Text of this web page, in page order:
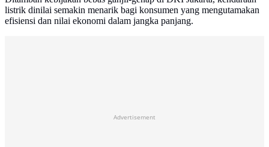
listrik dinilai semakin menarik bagi konsumen yang mengutamakan
efisiensi dan nilai ekonomi dalam jangka panjang.
Advertisement